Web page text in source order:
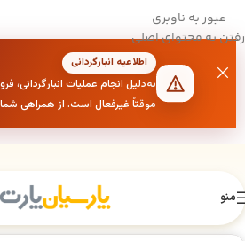
عبور به ناوبری
رفتن به محتوای اصلی
اطلاعیه انبارگردانی
به‌دلیل انجام عملیات
موقتاً غیرفعال است. از همراهی
منو